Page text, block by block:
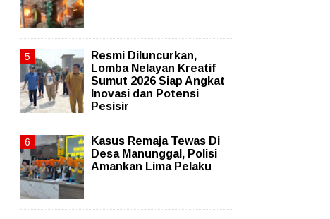
Resmi Diluncurkan,
Lomba Nelayan Kreatif
Sumut 2026 Siap Angkat
Inovasi dan Potensi
Pesisir
Kasus Remaja Tewas Di
Desa Manunggal, Polisi
Amankan Lima Pelaku